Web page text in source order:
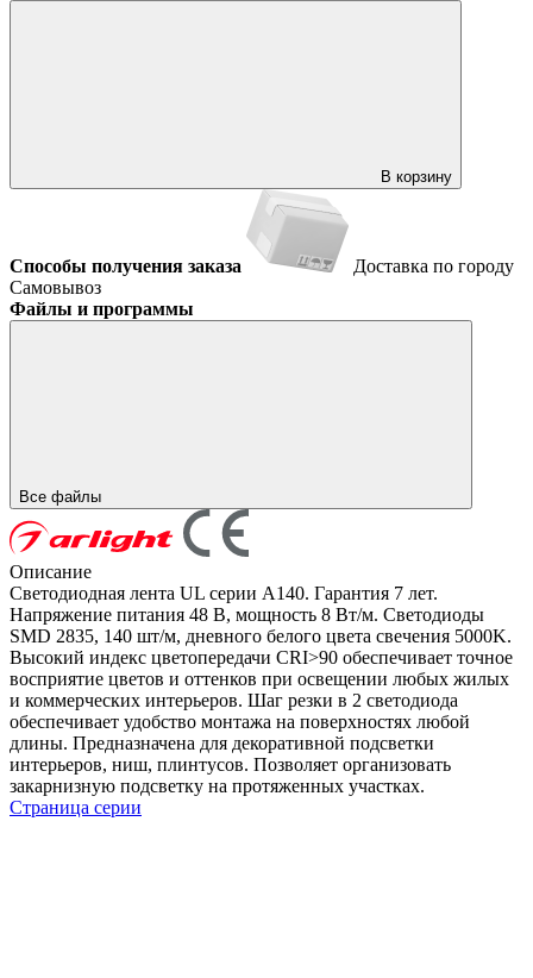
В корзину
Способы получения заказа
Доставка по городу
Самовывоз
Файлы и программы
Все файлы
Описание
Светодиодная лента UL серии A140. Гарантия 7 лет.
Напряжение питания 48 В, мощность 8 Вт/м. Светодиоды
SMD 2835, 140 шт/м, дневного белого цвета свечения 5000K.
Высокий индекс цветопередачи CRI>90 обеспечивает точное
восприятие цветов и оттенков при освещении любых жилых
и коммерческих интерьеров. Шаг резки в 2 светодиода
обеспечивает удобство монтажа на поверхностях любой
длины. Предназначена для декоративной подсветки
интерьеров, ниш, плинтусов. Позволяет организовать
закарнизную подсветку на протяженных участках.
Страница серии